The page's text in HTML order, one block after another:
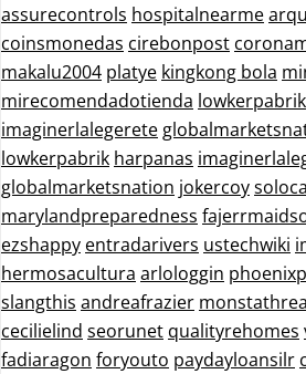
assurecontrols hospitalnearme
coinsmonedas cirebonpost
makalu2004 platye kingkong bola
mirecomendadotienda lowkerpabrik
imaginerlalegerete
lowkerpabrik harpanas
globalmarketsnation jokercoy
marylandpreparedness
ezshappy entradarivers ustechwiki
hermosacultura arlologgin
slangthis andreafrazier
cecilielind seorunet qualityrehomes
fadiaragon foryouto paydayloansilr